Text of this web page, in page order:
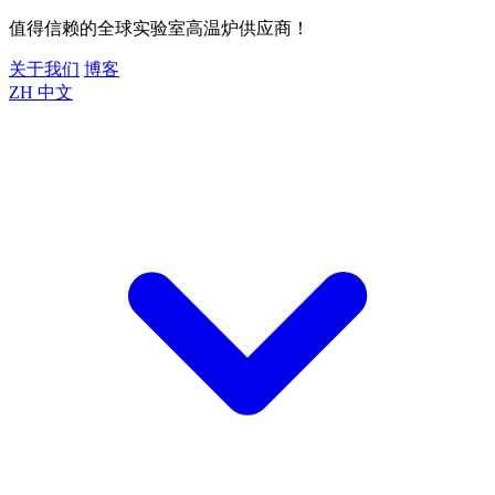
值得信赖的全球实验室高温炉供应商！
关于我们 博客
ZH 中文